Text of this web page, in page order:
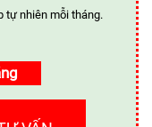
tự nhiên mỗi tháng.